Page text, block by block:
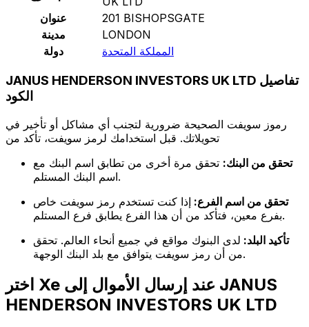
عنوان
201 BISHOPSGATE
مدينة
LONDON
دولة
المملكة المتحدة
JANUS HENDERSON INVESTORS UK LTD تفاصيل
الكود
رموز سويفت الصحيحة ضرورية لتجنب أي مشاكل أو تأخير في
تحويلاتك. قبل استخدامك لرمز سويفت، تأكد من
تحقق من البنك: تحقق مرة أخرى من تطابق اسم البنك مع
اسم البنك المستلم.
تحقق من اسم الفرع: إذا كنت تستخدم رمز سويفت خاص
بفرع معين، فتأكد من أن هذا الفرع يطابق فرع المستلم.
تأكيد البلد: لدى البنوك مواقع في جميع أنحاء العالم. تحقق
من أن رمز سويفت يتوافق مع بلد البنك الوجهة.
اختر Xe عند إرسال الأموال إلى JANUS
HENDERSON INVESTORS UK LTD